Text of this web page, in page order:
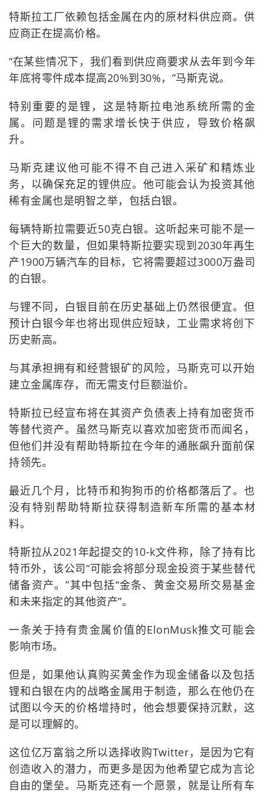
特斯拉工厂依赖包括金属在内的原材料供应商。供
应商正在提高价格。
“在某些情况下，我们看到供应商要求从去年到今年
年底将零件成本提高20%到30%，”马斯克说。
特别重要的是锂，这是特斯拉电池系统所需的金
属。问题是锂的需求增长快于供应，导致价格飙
升。
马斯克建议他可能不得不自己进入采矿和精炼业
务，以确保充足的锂供应。他可能会认为投资其他
稀有金属也是明智之举，包括白银。
每辆特斯拉需要近50克白银。这听起来可能不是一
个巨大的数量，但如果特斯拉要实现到2030年再生
产1900万辆汽车的目标，它将需要超过3000万盎司
的白银。
与锂不同，白银目前在历史基础上仍然很便宜。但
预计白银今年也将出现供应短缺，工业需求将创下
历史新高。
与其承担拥有和经营银矿的风险，马斯克可以开始
建立金属库存，而无需支付巨额溢价。
特斯拉已经宣布将在其资产负债表上持有加密货币
等替代资产。虽然马斯克以喜欢加密货币而闻名，
但他们并没有帮助特斯拉在今年的通胀飙升面前保
持领先。
最近几个月，比特币和狗狗币的价格都落后了。也
没有特别帮助特斯拉获得制造新车所需的基本材
料。
特斯拉从2021年起提交的10-k文件称，除了持有比
特币外，该公司“可能会将部分现金投资于某些替代
储备资产。”其中包括“金条、黄金交易所交易基金
和未来指定的其他资产”。
一条关于持有贵金属价值的ElonMusk推文可能会
影响市场。
但是，如果他认真购买黄金作为现金储备以及包括
锂和白银在内的战略金属用于制造，那么在他仍在
试图以今天的价格增持时，他会想要保持沉默，这
是可以理解的。
这位亿万富翁之所以选择收购Twitter，是因为它有
创造收入的潜力，而更多是因为他希望它成为言论
自由的堡垒。马斯克还有一个愿景，就是让所有车